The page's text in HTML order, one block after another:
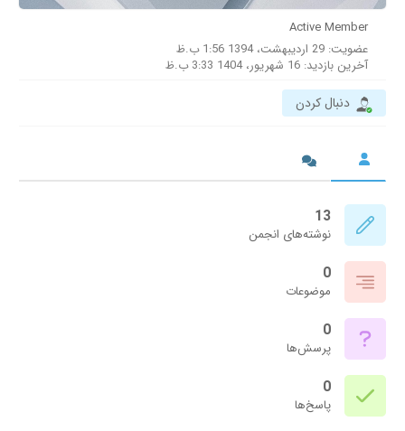
Active Member
عضویت: 29 اردیبهشت، 1394 1:56 ب.ظ
آخرین بازدید: 16 شهریور، 1404 3:33 ب.ظ
دنبال کردن
13
نوشته‌های انجمن
0
موضوعات
0
پرسش‌ها
0
پاسخ‌ها